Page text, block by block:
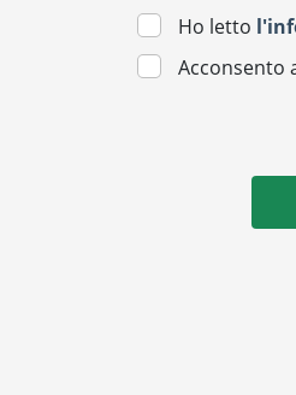
Ho letto
Acconsento